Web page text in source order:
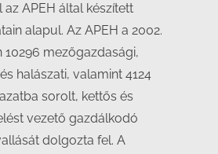
APEH által készített
alapul. Az APEH a 2002.
mezőgazdasági,
halászati, valamint 4124
sorolt, kettős és
vezető gazdálkodó
dolgozta fel. A